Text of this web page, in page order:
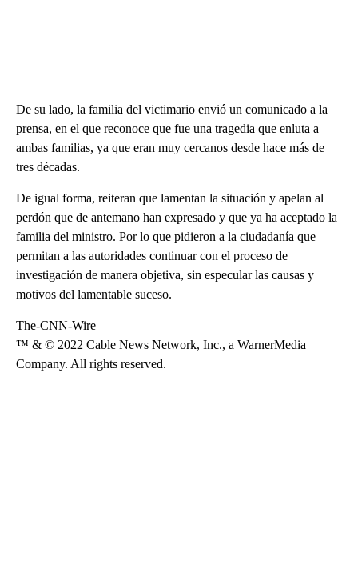
De su lado, la familia del victimario envió un comunicado a la
prensa, en el que reconoce que fue una tragedia que enluta a
ambas familias, ya que eran muy cercanos desde hace más de
tres décadas.
De igual forma, reiteran que lamentan la situación y apelan al
perdón que de antemano han expresado y que ya ha aceptado la
familia del ministro. Por lo que pidieron a la ciudadanía que
permitan a las autoridades continuar con el proceso de
investigación de manera objetiva, sin especular las causas y
motivos del lamentable suceso.
The-CNN-Wire
™ & © 2022 Cable News Network, Inc., a WarnerMedia
Company. All rights reserved.